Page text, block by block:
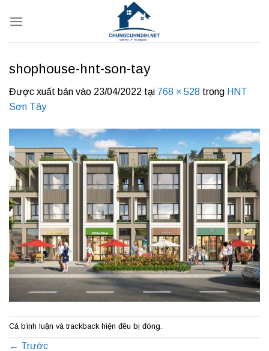
qua
shophouse-hnt-son-tay
Được xuất bản vào 23/04/2022 tại 768 × 528 trong HNT
Sơn Tây
Cả bình luận và trackback hiện đều bị đóng.
← Trước